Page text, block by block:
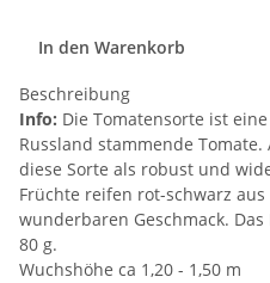
In den Warenkorb
Beschreibung
Info: Die Tomatensorte ist
Russland stammende
diese Sorte als robust und
Früchte reifen rot-schwarz
wunderbaren Geschmack.
80 g.
Wuchshöhe ca 1,20 - 1,50 m